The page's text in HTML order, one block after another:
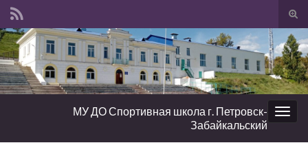
Вкл/
Search for:
Вкл/
МУ ДО Спортивная школа г. Петровск-
Забайкальский